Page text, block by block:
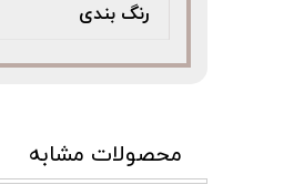
رنگ بندی
محصولات مشابه